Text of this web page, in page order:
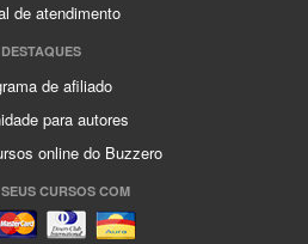
de atendimento
DESTAQUES
de afiliado
para autores
online do Buzzero
CURSOS COM